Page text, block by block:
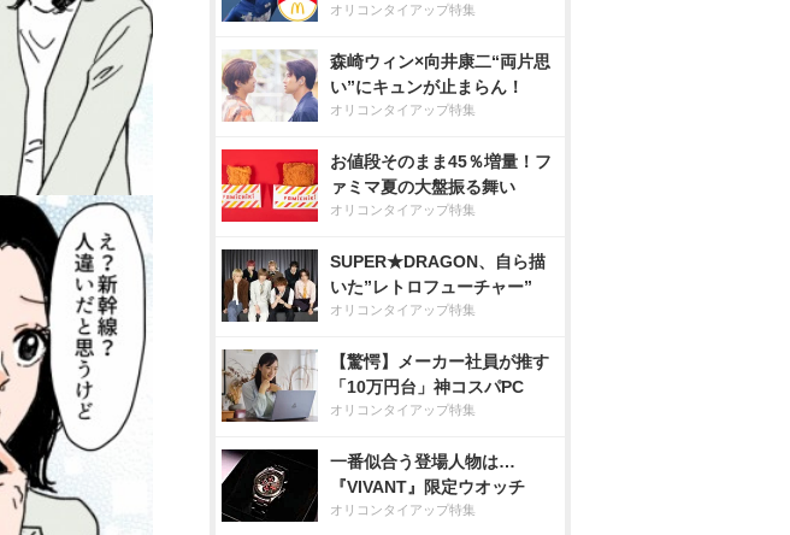
オリコンタイアップ特集
森崎ウィン×向井康二“両片思
い”にキュンが止まらん！
オリコンタイアップ特集
お値段そのまま45％増量！フ
ァミマ夏の大盤振る舞い
オリコンタイアップ特集
SUPER★DRAGON、自ら描
いた”レトロフューチャー”
オリコンタイアップ特集
【驚愕】メーカー社員が推す
「10万円台」神コスパPC
オリコンタイアップ特集
一番似合う登場人物は…
『VIVANT』限定ウオッチ
オリコンタイアップ特集